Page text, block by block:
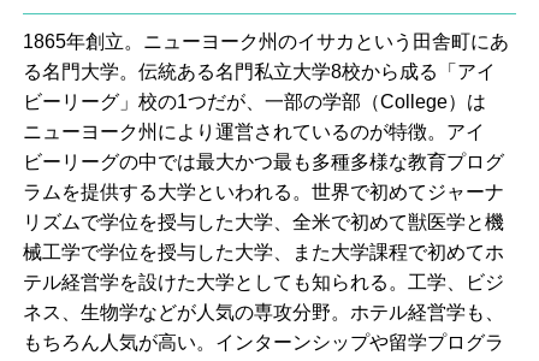
1865年創立。ニューヨーク州のイサカという田舎町にあ
る名門大学。伝統ある名門私立大学8校から成る「アイ
ビーリーグ」校の1つだが、一部の学部（College）は
ニューヨーク州により運営されているのが特徴。アイ
ビーリーグの中では最大かつ最も多種多様な教育プログ
ラムを提供する大学といわれる。世界で初めてジャーナ
リズムで学位を授与した大学、全米で初めて獣医学と機
械工学で学位を授与した大学、また大学課程で初めてホ
テル経営学を設けた大学としても知られる。工学、ビジ
ネス、生物学などが人気の専攻分野。ホテル経営学も、
もちろん人気が高い。インターンシップや留学プログラ